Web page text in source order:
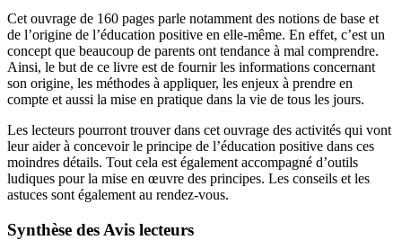
Cet ouvrage de 160 pages parle notamment des notions de base et
de l’origine de l’éducation positive en elle-même. En effet, c’est un
concept que beaucoup de parents ont tendance à mal comprendre.
Ainsi, le but de ce livre est de fournir les informations concernant
son origine, les méthodes à appliquer, les enjeux à prendre en
compte et aussi la mise en pratique dans la vie de tous les jours.
Les lecteurs pourront trouver dans cet ouvrage des activités qui vont
leur aider à concevoir le principe de l’éducation positive dans ces
moindres détails. Tout cela est également accompagné d’outils
ludiques pour la mise en œuvre des principes. Les conseils et les
astuces sont également au rendez-vous.
Synthèse des Avis lecteurs